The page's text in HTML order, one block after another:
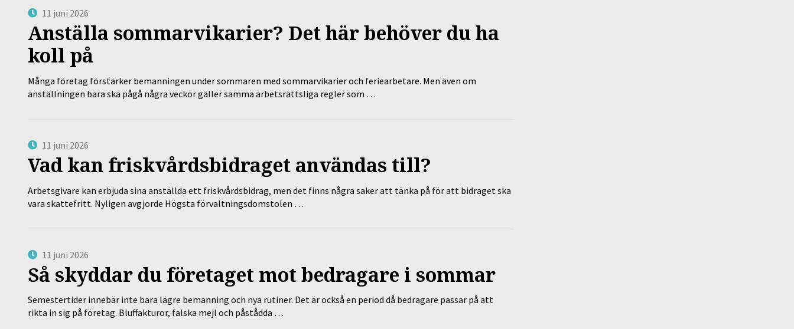
11 juni 2026
Anställa sommarvikarier? Det här behöver du ha
koll på
Många företag förstärker bemanningen under sommaren med sommarvikarier och feriearbetare. Men även om
anställningen bara ska pågå några veckor gäller samma arbetsrättsliga regler som …
11 juni 2026
Vad kan friskvårdsbidraget användas till?
Arbetsgivare kan erbjuda sina anställda ett friskvårdsbidrag, men det finns några saker att tänka på för att bidraget ska
vara skattefritt. Nyligen avgjorde Högsta förvaltningsdomstolen …
11 juni 2026
Så skyddar du företaget mot bedragare i sommar
Semestertider innebär inte bara lägre bemanning och nya rutiner. Det är också en period då bedragare passar på att
rikta in sig på företag. Bluffakturor, falska mejl och påstådda …